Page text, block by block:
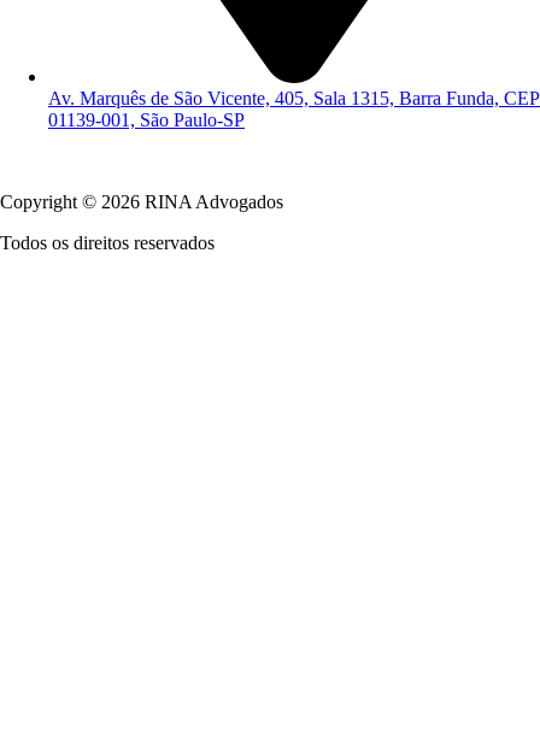
Av. Marquês de São Vicente, 405, Sala 1315, Barra Funda, CEP
01139-001, São Paulo-SP
Copyright © 2026 RINA Advogados
Todos os direitos reservados